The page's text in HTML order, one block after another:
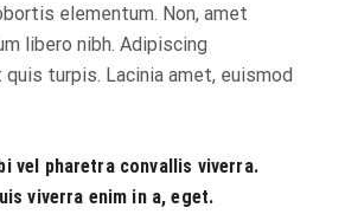
elementum. Non, amet
libero nibh. Adipiscing
turpis. Lacinia amet, euismod
vel pharetra convallis viverra.
viverra enim in a, eget.